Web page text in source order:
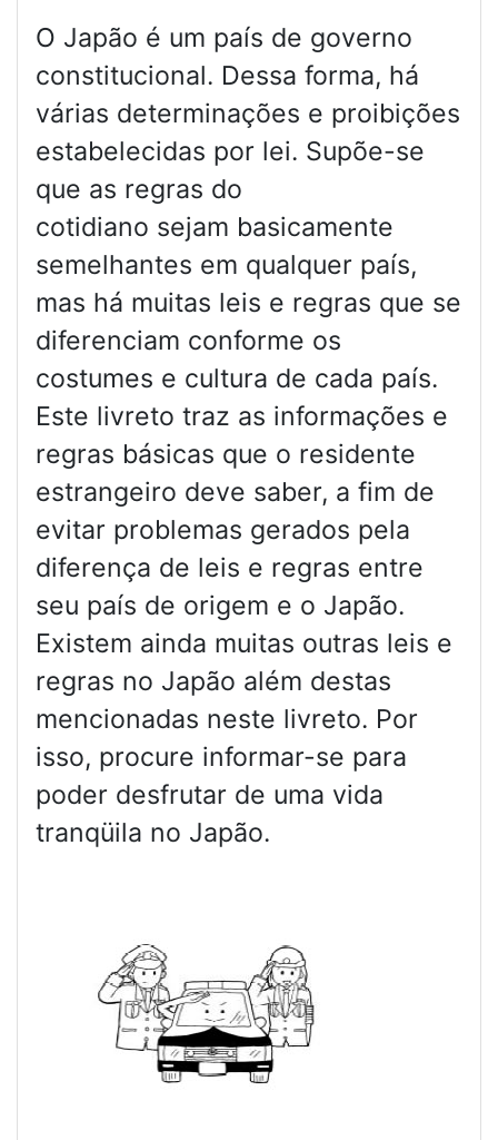
O Japão é um país de governo
constitucional. Dessa forma, há
várias determinações e proibições
estabelecidas por lei. Supõe-se
que as regras do
cotidiano sejam basicamente
semelhantes em qualquer país,
mas há muitas leis e regras que se
diferenciam conforme os
costumes e cultura de cada país.
Este livreto traz as informações e
regras básicas que o residente
estrangeiro deve saber, a fim de
evitar problemas gerados pela
diferença de leis e regras entre
seu país de origem e o Japão.
Existem ainda muitas outras leis e
regras no Japão além destas
mencionadas neste livreto. Por
isso, procure informar-se para
poder desfrutar de uma vida
tranqüila no Japão.